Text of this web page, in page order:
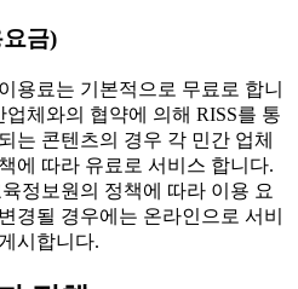
금)
용료는 기본적으로 무료로 합니
업체와의 협약에 의해 RISS를 통
는 콘텐츠의 경우 각 민간 업체
에 따라 유료로 서비스 합니다.
정보원의 정책에 따라 이용 요
경될 경우에는 온라인으로 서비
시합니다.